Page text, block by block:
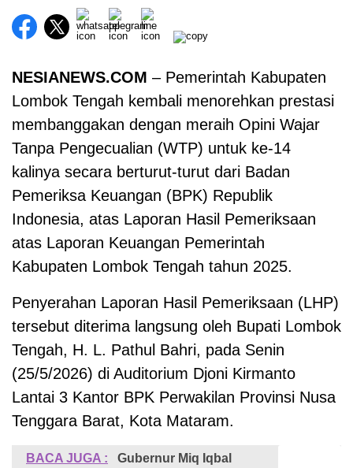
NESIANEWS.COM – Pemerintah Kabupaten
Lombok Tengah kembali menorehkan prestasi
membanggakan dengan meraih Opini Wajar
Tanpa Pengecualian (WTP) untuk ke-14
kalinya secara berturut-turut dari Badan
Pemeriksa Keuangan (BPK) Republik
Indonesia, atas Laporan Hasil Pemeriksaan
atas Laporan Keuangan Pemerintah
Kabupaten Lombok Tengah tahun 2025.
Penyerahan Laporan Hasil Pemeriksaan (LHP)
tersebut diterima langsung oleh Bupati Lombok
Tengah, H. L. Pathul Bahri, pada Senin
(25/5/2026) di Auditorium Djoni Kirmanto
Lantai 3 Kantor BPK Perwakilan Provinsi Nusa
Tenggara Barat, Kota Mataram.
BACA JUGA :
Gubernur Miq Iqbal